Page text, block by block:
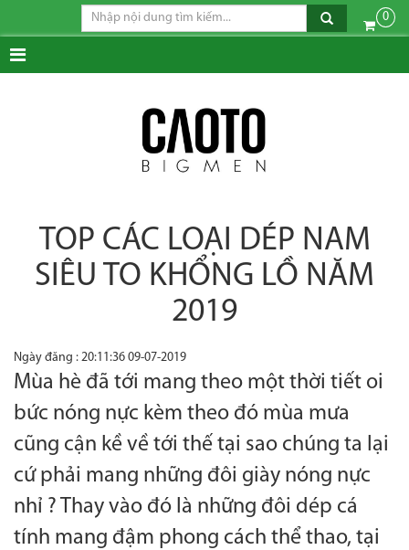
0
TOP CÁC LOẠI DÉP NAM
SIÊU TO KHỔNG LỒ NĂM
2019
Ngày đăng : 20:11:36 09-07-2019
Mùa hè đã tới mang theo một thời tiết oi
bức nóng nực kèm theo đó mùa mưa
cũng cận kề về tới thế tại sao chúng ta lại
cứ phải mang những đôi giày nóng nực
nhỉ ? Thay vào đó là những đôi dép cá
tính mang đậm phong cách thể thao, tại